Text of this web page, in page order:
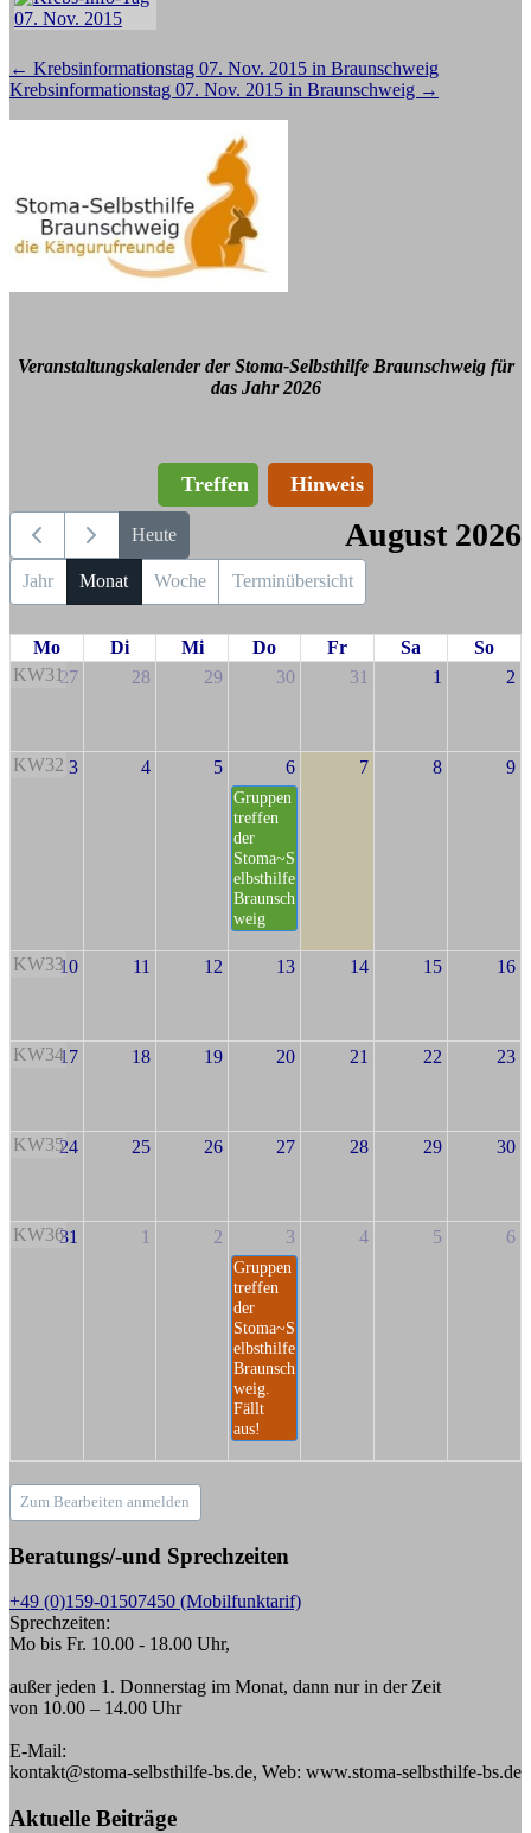
Beitragsnavigation
← Krebsinformationstag 07. Nov. 2015 in Braunschweig
Krebsinformationstag 07. Nov. 2015 in Braunschweig →
Veranstaltungskalender der Stoma-Selbsthilfe Braunschweig für
das Jahr 2026
Treffen Hinweis
Heute August 2026
Jahr Monat Woche Terminübersicht
Mo Di Mi Do Fr Sa
So
KW3127 28 29 30 31 1 2
KW32 3 4 5 6
Gruppen
treffen
der
Stoma~S
elbsthilfe
Braunsch
weig
7 8 9
KW3310 11 12 13 14 15 16
KW3417 18 19 20 21 22 23
KW3524 25 26 27 28 29 30
KW3631 1 2 3
Gruppen
treffen
der
Stoma~S
elbsthilfe
Braunsch
weig.
Fällt
aus!
4 5 6
Zum Bearbeiten anmelden
Beratungs/-und Sprechzeiten
+49 (0)159-01507450 (Mobilfunktarif)
Sprechzeiten:
Mo bis Fr. 10.00 - 18.00 Uhr,
außer jeden 1. Donnerstag im Monat, dann nur in der Zeit
von 10.00 – 14.00 Uhr
E-Mail:
kontakt@stoma-selbsthilfe-bs.de, Web: www.stoma-selbsthilfe-bs.de
Aktuelle Beiträge